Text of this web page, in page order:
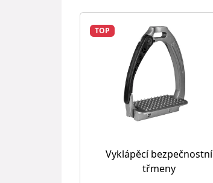
TOP
Vyklápěcí bezpečnostní
třmeny